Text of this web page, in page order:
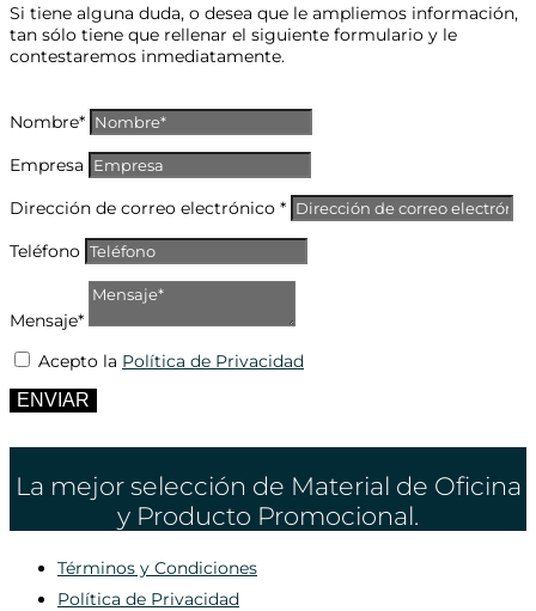
Si tiene alguna duda, o desea que le ampliemos información,
tan sólo tiene que rellenar el siguiente formulario y le
contestaremos inmediatamente.
Nombre*
Empresa
Dirección de correo electrónico *
Teléfono
Mensaje*
Acepto la Política de Privacidad
ENVIAR
La mejor selección de Material de Oficina
y Producto Promocional.
Términos y Condiciones
Política de Privacidad